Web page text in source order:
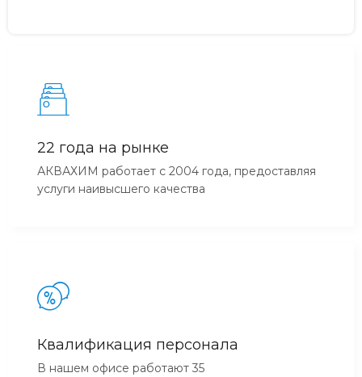
22 года на рынке
АКВАХИМ работает с 2004 года, предоставляя
услуги наивысшего качества
Квалификация персонала
В нашем офисе работают 35